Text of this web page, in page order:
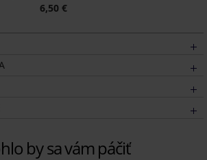
6,50 €
by sa vám páčiť